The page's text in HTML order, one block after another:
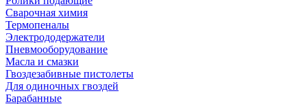
Сварочная химия
Термопеналы
Электрододержатели
Пневмооборудование
Масла и смазки
Гвоздезабивные пистолеты
Для одиночных гвоздей
Барабанные